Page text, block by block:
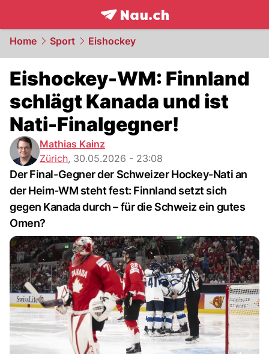
frontpage.NAU.ch
Home Sport Eishockey
Eishockey-WM: Finnland
schlägt Kanada und ist
Nati-Finalgegner!
Mathias Kainz
Zürich, 30.05.2026 - 23:08
Der Final-Gegner der Schweizer Hockey-Nati an
der Heim-WM steht fest: Finnland setzt sich
gegen Kanada durch – für die Schweiz ein gutes
Omen?